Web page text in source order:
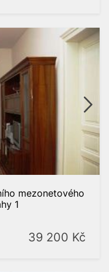
mezonetového
1
39 200 Kč